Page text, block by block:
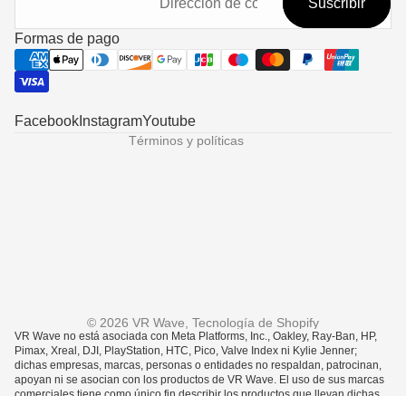
Formas de pago
Facebook InstagramYoutube
Términos y políticas
Política de privacidad
Términos del servicio
Política de envío
© 2026 VR Wave Tecnología de Shopify
VR Wave no está asociada con Meta Platforms, Inc., Oakley, Ray-Ban, HP,
Pimax, Xreal, DJI, PlayStation, HTC, Pico, Valve Index ni Kylie Jenner;
dichas empresas, marcas, personas o entidades no respaldan, patrocinan,
apoyan ni se asocian con los productos de VR Wave. El uso de sus marcas
Antigravity A1 Vision ...
Verified by CareCart